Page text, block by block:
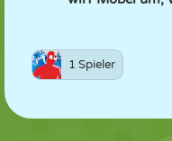
1 Spieler